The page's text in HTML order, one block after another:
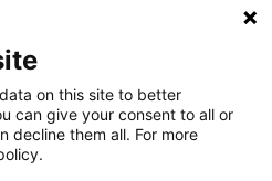
on this site to better
can give your consent to all or
decline them all. For more